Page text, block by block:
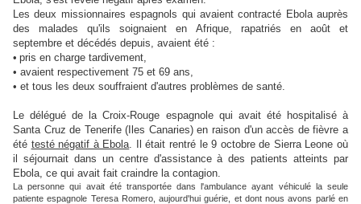
Les deux missionnaires espagnols qui avaient contracté Ebola auprès
des malades qu'ils soignaient en Afrique, rapatriés en août et
septembre et décédés depuis, avaient été :
• pris en charge tardivement,
• avaient respectivement 75 et 69 ans,
• et tous les deux souffraient d'autres problèmes de santé.
Le délégué de la Croix-Rouge espagnole qui avait été hospitalisé à
Santa Cruz de Tenerife (Iles Canaries) en raison d'un accès de fièvre a
été testé négatif à Ebola. Il était rentré le 9 octobre de Sierra Leone où
il séjournait dans un centre d'assistance à des patients atteints par
Ebola, ce qui avait fait craindre la contagion.
La personne qui avait été transportée dans l'ambulance ayant véhiculé la seule
patiente espagnole Teresa Romero, aujourd'hui guérie, et dont nous avons parlé en